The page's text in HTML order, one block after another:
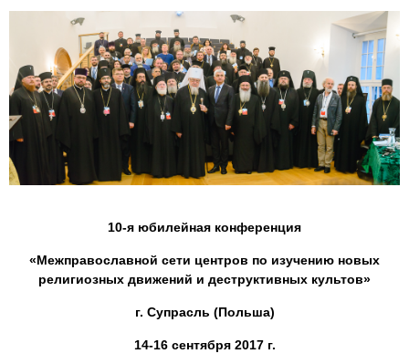
10-я юбилейная конференция
«Межправославной сети центров по изучению новых
религиозных движений и деструктивных культов»
г. Супрасль (Польша)
14-16 сентября 2017 г.